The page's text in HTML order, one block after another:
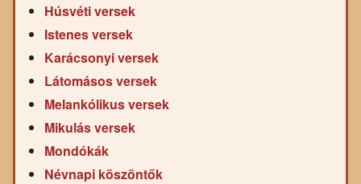
Húsvéti versek
Istenes versek
Karácsonyi versek
Látomásos versek
Melankólikus versek
Mikulás versek
Mondókák
Névnapi köszöntők